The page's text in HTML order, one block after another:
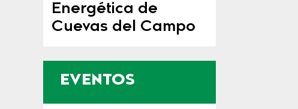
Energética de
Cuevas del Campo
EVENTOS